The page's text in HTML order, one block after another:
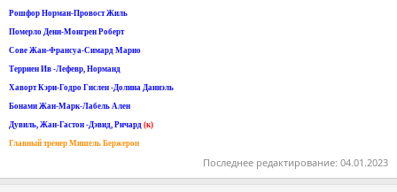
Рошфор Норман-Провост Жиль
Померло Дени-Монгрен Роберт
Сове Жан-Франсуа-Симард Марио
Терриен Ив -Лефевр, Норманд
Хаворт Кэри-Годро Гислен -Долина Даниэль
Бонами Жан-Марк-Лабель Ален
Дувиль, Жан-Гастон -Дэвид, Ричард (к)
Главный тренер Мишель Бержерон
Последнее редактирование: 04.01.2023